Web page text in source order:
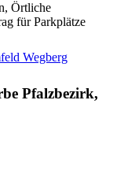
Örtliche
für Parkplätze
Wegberg
Pfalzbezirk,